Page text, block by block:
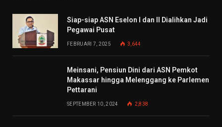
Siap-siap ASN Eselon I dan II Dialihkan Jadi
Pegawai Pusat
FEBRUARI 7, 2025 3,644
Meinsani, Pensiun Dini dari ASN Pemkot
Makassar hingga Melenggang ke Parlemen
Pettarani
SEPTEMBER 10, 2024 2,838